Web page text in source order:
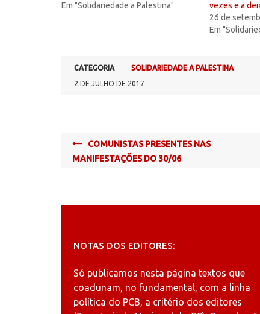
Em "Solidariedade a Palestina"
vezes e a
26 de
Em
CATEGORIA
SOLIDARIEDADE A PALESTINA
2 DE JULHO DE 2017
Post
navigation
COMUNISTAS PRESENTES NAS
MANIFESTAÇÕES DO 30/06
NOTAS DOS EDITORES:
Só publicamos nesta página textos que
coadunam, no fundamental, com a linha
política do PCB, a critério dos editores